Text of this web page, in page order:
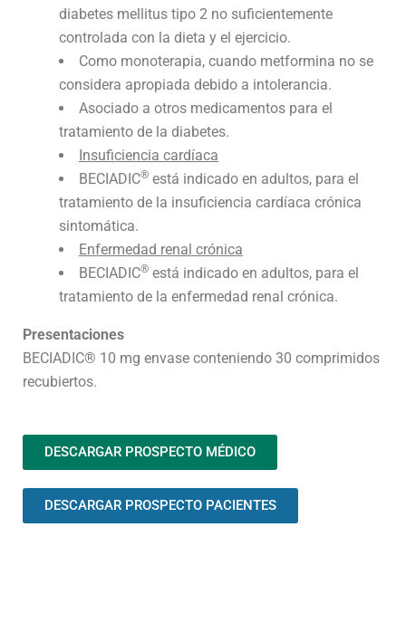
diabetes mellitus tipo 2 no suficientemente
controlada con la dieta y el ejercicio.
Como monoterapia, cuando metformina no se
considera apropiada debido a intolerancia.
Asociado a otros medicamentos para el
tratamiento de la diabetes.
Insuficiencia cardíaca
BECIADIC® está indicado en adultos, para el
tratamiento de la insuficiencia cardíaca crónica
sintomática.
Enfermedad renal crónica
BECIADIC® está indicado en adultos, para el
tratamiento de la enfermedad renal crónica.
Presentaciones
BECIADIC® 10 mg envase conteniendo 30 comprimidos
recubiertos.
DESCARGAR PROSPECTO MÉDICO
DESCARGAR PROSPECTO PACIENTES